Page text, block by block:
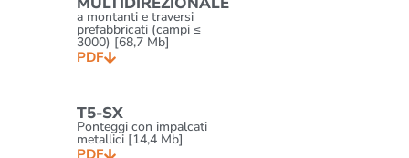
a montanti e traversi
prefabbricati (campi ≤
3000) [68,7 Mb]
PDF
T5-SX
Ponteggi con impalcati
metallici [14,4 Mb]
PDF